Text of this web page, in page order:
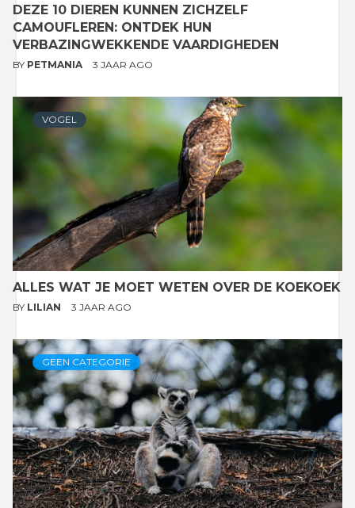
DEZE 10 DIEREN KUNNEN ZICHZELF
CAMOUFLEREN: ONTDEK HUN
VERBAZINGWEKKENDE VAARDIGHEDEN
BY PETMANIA 3 JAAR AGO
VOGEL
ALLES WAT JE MOET WETEN OVER DE KOEKOEK
BY LILIAN 3 JAAR AGO
GEEN CATEGORIE